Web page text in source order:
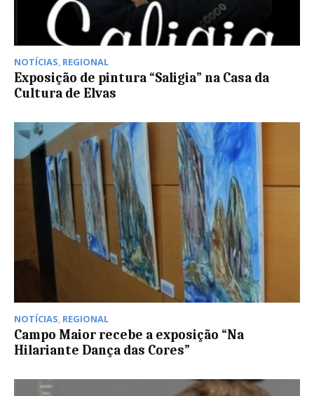
NOTÍCIAS, REGIONAL
Exposição de pintura “Saligia” na Casa da
Cultura de Elvas
NOTÍCIAS, REGIONAL
Campo Maior recebe a exposição “Na
Hilariante Dança das Cores”